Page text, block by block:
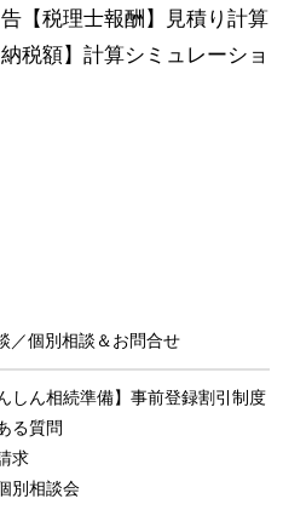
【税理士報酬】見積り計算
税額】計算シミュレーショ
／個別相談＆お問合せ
んしん相続準備】事前登録割引制度
る質問
求
別相談会